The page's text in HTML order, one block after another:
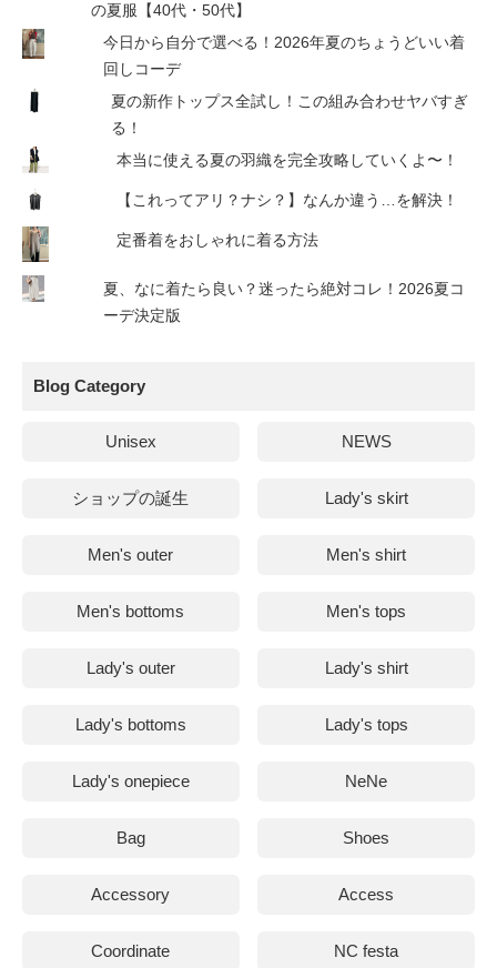
の夏服【40代・50代】
今日から自分で選べる！2026年夏のちょうどいい着
回しコーデ
夏の新作トップス全試し！この組み合わせヤバすぎ
る！
本当に使える夏の羽織を完全攻略していくよ〜！
【これってアリ？ナシ？】なんか違う…を解決！
定番着をおしゃれに着る方法
夏、なに着たら良い？迷ったら絶対コレ！2026夏コ
ーデ決定版
Blog Category
Unisex NEWS
ショップの誕生 Lady's skirt
Men's outer Men's shirt
Men's bottoms Men's tops
Lady's outer Lady's shirt
Lady's bottoms Lady's tops
Lady's onepiece NeNe
Bag Shoes
Accessory Access
Coordinate NC festa